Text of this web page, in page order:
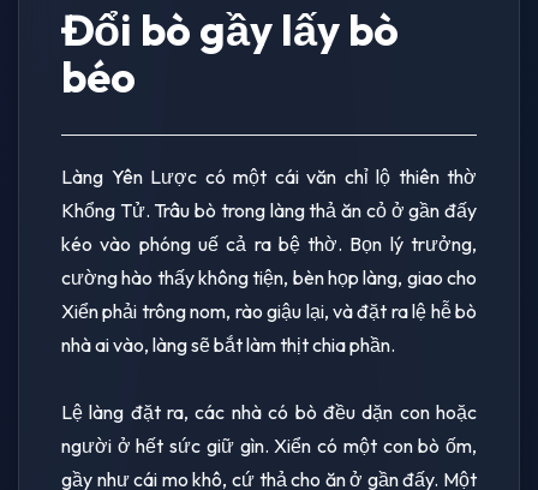
Đổi bò gầy lấy bò
béo
Làng Yên Lược có một cái văn chỉ lộ thiên thờ
Khổng Tử. Trâu bò trong làng thả ăn cỏ ở gần đấy
kéo vào phóng uế cả ra bệ thờ. Bọn lý trưởng,
cường hào thấy không tiện, bèn họp làng, giao cho
Xiển phải trông nom, rào giậu lại, và đặt ra lệ hễ bò
nhà ai vào, làng sẽ bắt làm thịt chia phần.
Lệ làng đặt ra, các nhà có bò đều dặn con hoặc
người ở hết sức giữ gìn. Xiển có một con bò ốm,
gầy như cái mo khô, cứ thả cho ăn ở gần đấy. Một